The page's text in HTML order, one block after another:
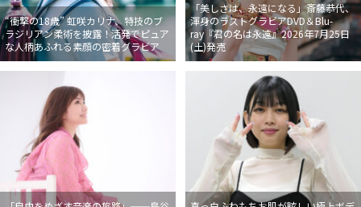
“衝撃の18歳” 虹咲カリナ、特技のブ
ラジリアン柔術を披露！活発でピュア
な人柄あふれる素顔の密着グラビア
「美しさは、永遠になる」斎藤恭代、
渾身のラストグラビアDVD＆Blu-
ray『君の名は永遠』2026年7月25日
(土)発売